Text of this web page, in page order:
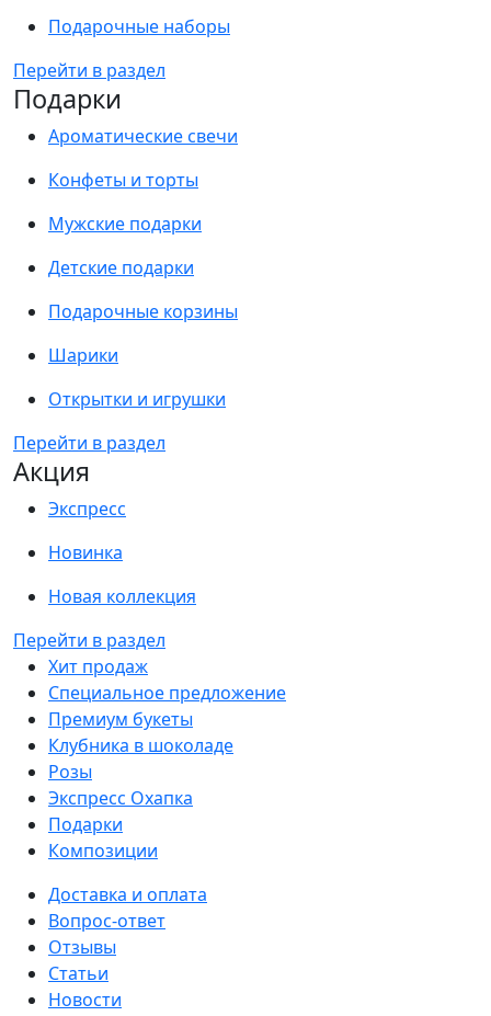
Подарочные наборы
Перейти в раздел
Подарки
Ароматические свечи
Конфеты и торты
Мужские подарки
Детские подарки
Подарочные корзины
Шарики
Открытки и игрушки
Перейти в раздел
Акция
Экспресс
Новинка
Новая коллекция
Перейти в раздел
Хит продаж
Специальное предложение
Премиум букеты
Клубника в шоколаде
Розы
Экспресс Охапка
Подарки
Композиции
Доставка и оплата
Вопрос-ответ
Отзывы
Статьи
Новости